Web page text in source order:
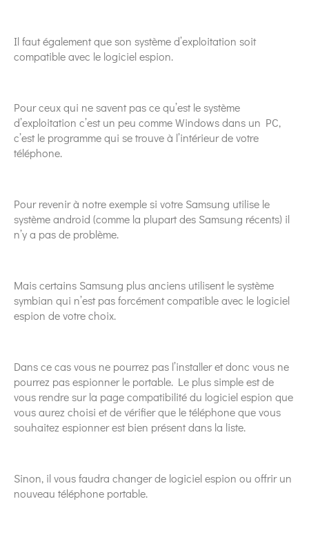
Il faut également que son système d’exploitation soit
compatible avec le logiciel espion.
Pour ceux qui ne savent pas ce qu’est le système
d’exploitation c’est un peu comme Windows dans un PC,
c’est le programme qui se trouve à l’intérieur de votre
téléphone.
Pour revenir à notre exemple si votre Samsung utilise le
système android (comme la plupart des Samsung récents) il
n’y a pas de problème.
Mais certains Samsung plus anciens utilisent le système
symbian qui n’est pas forcément compatible avec le logiciel
espion de votre choix.
Dans ce cas vous ne pourrez pas l’installer et donc vous ne
pourrez pas espionner le portable. Le plus simple est de
vous rendre sur la page compatibilité du logiciel espion que
vous aurez choisi et de vérifier que le téléphone que vous
souhaitez espionner est bien présent dans la liste.
Sinon, il vous faudra changer de logiciel espion ou offrir un
nouveau téléphone portable.